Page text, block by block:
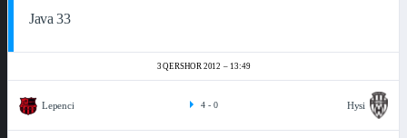
Java 33
3 QERSHOR 2012 13:49
Lepenci Hysi
4 - 0